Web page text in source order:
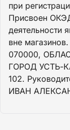
при
Присвоен
деятельности
вне
070000,
ГОРОД УСТЬ-
102.
ИВАН